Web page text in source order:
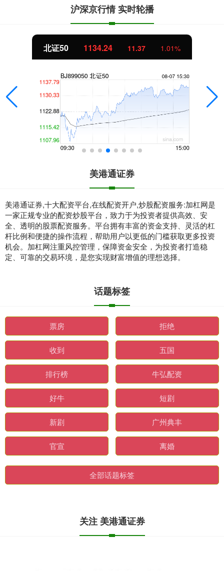
沪深京行情 实时轮播
北证50 1134.24 11.37 1.01%
美港通证券
美港通证券,十大配资平台,在线配资开户,炒股配资服务:加杠网是
一家正规专业的配资炒股平台，致力于为投资者提供高效、安
全、透明的股票配资服务。平台拥有丰富的资金支持、灵活的杠
杆比例和便捷的操作流程，帮助用户以更低的门槛获取更多投资
机会。加杠网注重风控管理，保障资金安全，为投资者打造稳
定、可靠的交易环境，是您实现财富增值的理想选择。
话题标签
票房 拒绝
收到 五国
排行榜 牛弘配资
好牛 短剧
新剧 广州典丰
官宣 离婚
全部话题标签
关注 美港通证券